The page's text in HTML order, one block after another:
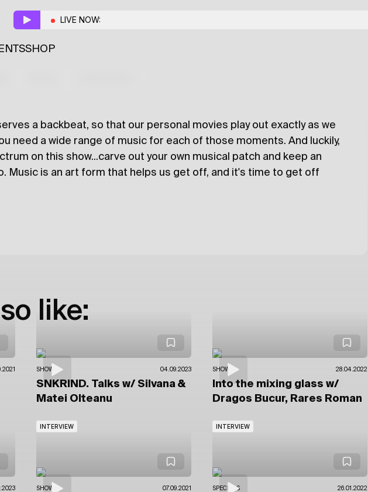
LIVE NOW:
SHOP
Fi
a backbeat, so that our personal movies play out exactly as we
need a wide range of music for each of those moments. And luckily,
on this show...carve out your own musical patch and keep an
Music is an art form that helps us get off, and it's time to get off
like:
SHOWS 04.09.2023
SNKRIND. Talks w/ Silvana &
Matei Olteanu
INTERVIEW
SHOWS 28.04.2022
Into the mixing glass w/
Dragos Bucur, Rares Roman
INTERVIEW
SHOWS 07.09.2021 SPECIALS 26.01.2022